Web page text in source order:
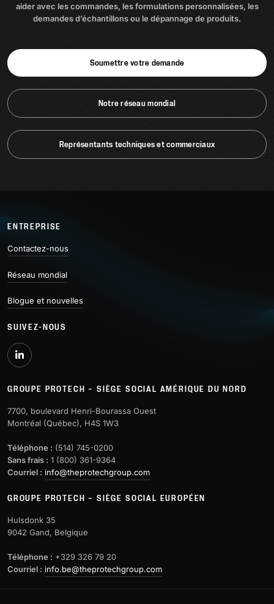
aider avec les commandes, les formulations personnalisées, les
demandes d’échantillons ou le dépannage de produits.
Soumettre votre demande
Notre réseau mondial
Représentants techniques et commerciaux
ENTREPRISE
Contactez-nous
Réseau mondial
Blogue et nouvelles
SUIVEZ-NOUS
GROUPE PROTECH – SIÈGE SOCIAL AMÉRIQUE DU NORD
7700, boulevard Henri-Bourassa Ouest
Montréal (Québec), H4S 1W3
Téléphone : (514) 745-0200
Sans frais : 1 (800) 361-9364
Courriel : info@theprotechgroup.com
GROUPE PROTECH – SIÈGE SOCIAL EUROPÉEN
Hulsdonk 35
9042 Gand, Belgique
Téléphone : +329 326 79 20
Courriel : info.be@theprotechgroup.com